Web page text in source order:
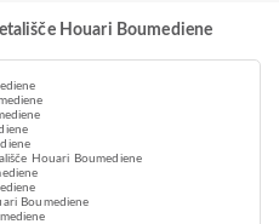
Houari Boumediene
Houari Boumediene
Boumediene